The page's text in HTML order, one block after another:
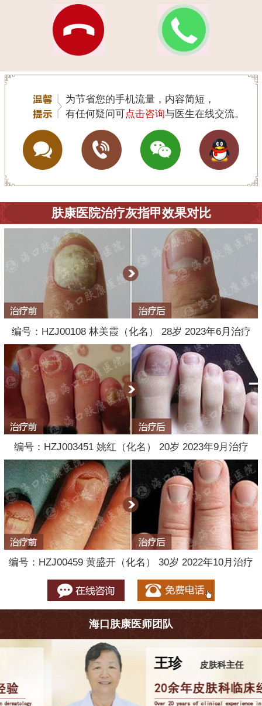
为节省您的手机流量，内容简短，
有任何疑问可点击咨询与医生在线交流。
肤康医院治疗灰指甲效果对比
编号：HZJ00108 林美霞（化名） 28岁 2023年6月治疗
编号：HZJ003451 姚红（化名） 20岁 2023年9月治疗
编号：HZJ00459 黄盛开（化名） 30岁 2022年10月治疗
海口肤康医师团队
王珍 皮肤科主任